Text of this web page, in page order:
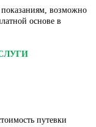
возможно
основе в
путевки